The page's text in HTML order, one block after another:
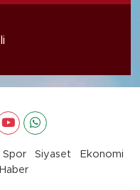
Spor Siyaset
Ekonomi